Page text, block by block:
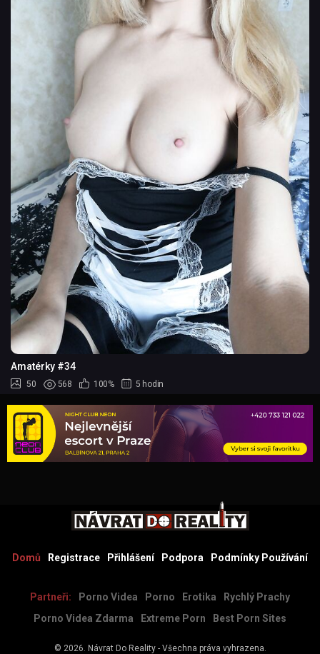
Amatérky #34
50 568 100% 5 hodin
Domů Registrace Přihlášení Podpora Podmínky Používání
Partneři: Porno Videa Porno Erotika
Rychlý Prachy
Porno Videa Zdarma
Extreme Porn Best Porn Sites
© 2026. Návrat Do Reality- Všechna práva vyhrazena.